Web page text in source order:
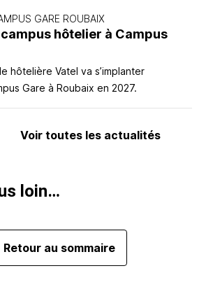
GARE ROUBAIX
hôtelier à Campus
hôtelière Vatel va s’implanter
Gare à Roubaix en 2027.
Voir toutes les actualités
loin…
Retour au sommaire